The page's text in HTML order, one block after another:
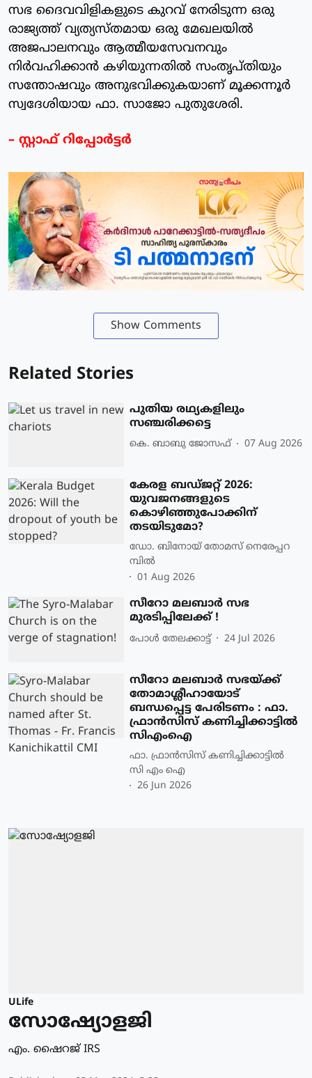
സഭ ദൈവവിളികളുടെ കുറവ് നേരിടുന്ന ഒരു
രാജ്യത്ത് വ്യത്യസ്തമായ ഒരു മേഖലയില്‍
അജപാലനവും ആത്മീയസേവനവും
നിര്‍വഹിക്കാന്‍ കഴിയുന്നതില്‍ സംതൃപ്തിയും
സന്തോഷവും അനുഭവിക്കുകയാണ് മൂക്കന്നൂര്‍
സ്വദേശിയായ ഫാ. സാജോ പുതുശേരി.
– സ്റ്റാഫ് റിപ്പോര്‍ട്ടര്‍
Show Comments
Related Stories
പുതിയ രഥ്യകളിലും
സഞ്ചരിക്കട്ടെ
കെ. ബാബു ജോസഫ് 07 Aug 2026
കേരള ബഡ്ജറ്റ് 2026:
യുവജനങ്ങളുടെ
കൊഴിഞ്ഞുപോക്കിന്
തടയിടുമോ?
ഡോ. ബിനോയ് തോമസ് നെരേപ്പറ
മ്പിൽ
01 Aug 2026
സീറോ മലബാർ സഭ
മുരടിപ്പിലേക്ക് !
പോള്‍ തേലക്കാട്ട്‌ 24 Jul 2026
സീറോ മലബാർ സഭയ്ക്ക്
തോമാശ്ലീഹായോട്
ബന്ധപ്പെട്ട പേരിടണം : ഫാ.
ഫ്രാൻസിസ് കണിച്ചിക്കാട്ടിൽ
സിഎംഐ
ഫാ. ഫ്രാന്‍സിസ് കണിച്ചിക്കാട്ടില്‍
സി എം ഐ
26 Jun 2026
ULife
സോഷ്യോളജി
എം. ഷൈറജ് IRS